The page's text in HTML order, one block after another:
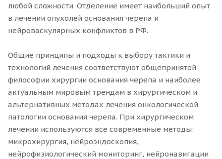
любой сложности. Отделение имеет наибольший опыт
в лечении опухолей основания черепа и
нейроваскулярных конфликтов в РФ.
Общие принципы и подходы к выбору тактики и
технологий лечения соответствуют общепринятой
философии хирургии основания черепа и наиболее
актуальным мировым трендам в хирургическом и
альтернативных методах лечения онкологической
патологии основания черепа. При хирургическом
лечении используются все современные методы:
микрохирургия, нейроэндоскопия,
нейрофизиологический мониторинг, нейронавигации